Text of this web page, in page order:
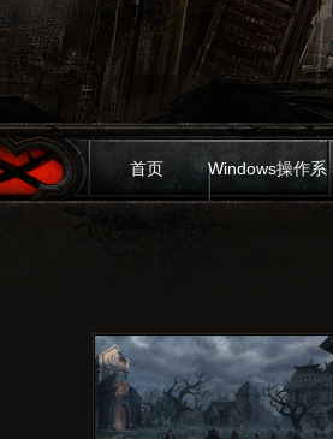
首页 Windows操作系